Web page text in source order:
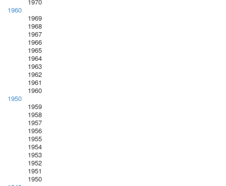
1960
1969
1968
1967
1966
1965
1964
1963
1962
1961
1960
1950
1959
1958
1957
1956
1955
1954
1953
1952
1951
1950